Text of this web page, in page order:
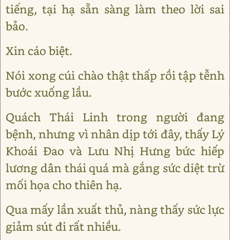
tiếng, tại hạ sẵn sàng làm theo lời sai
bảo.
Xin cáo biệt.
Nói xong cúi chào thật thấp rồi tập tễnh
bước xuống lầu.
Quách Thái Linh trong người đang
bệnh, nhưng vì nhân dịp tới đây, thấy Lý
Khoái Đao và Lưu Nhị Hưng bức hiếp
lương dân thái quá mà gắng sức diệt trừ
mối họa cho thiên hạ.
Qua mấy lần xuất thủ, nàng thấy sức lực
giảm sút đi rất nhiều.